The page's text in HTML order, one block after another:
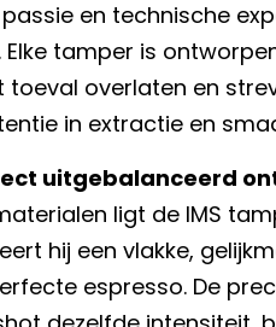
en technische
Elke tamper is
toeval overlaten en
in extractie en
uitgebalanceerd
ligt de IMS
hij een vlakke,
espresso. De